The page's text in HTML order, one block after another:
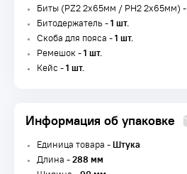
Биты (PZ2 2x65мм / PH2 2x65мм) -
Битодержатель -1 шт.
Скоба для пояса -1 шт.
Ремешок -1 шт.
Кейс -1 шт.
Информация об упаковке
Единица товара -Штука
Длина -288 мм